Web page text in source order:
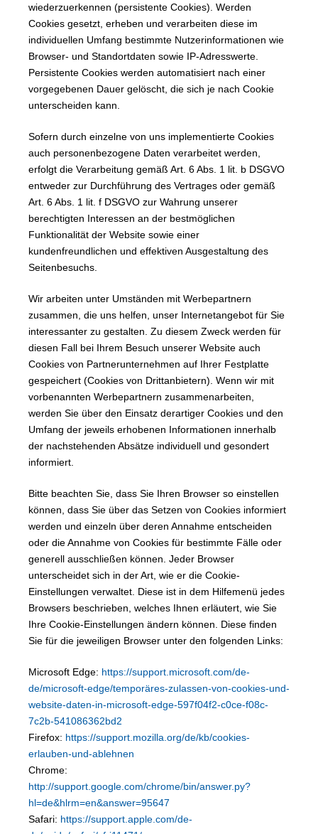
wiederzuerkennen (persistente Cookies). Werden
Cookies gesetzt, erheben und verarbeiten diese im
individuellen Umfang bestimmte Nutzerinformationen wie
Browser- und Standortdaten sowie IP-Adresswerte.
Persistente Cookies werden automatisiert nach einer
vorgegebenen Dauer gelöscht, die sich je nach Cookie
unterscheiden kann.
Sofern durch einzelne von uns implementierte Cookies
auch personenbezogene Daten verarbeitet werden,
erfolgt die Verarbeitung gemäß Art. 6 Abs. 1 lit. b DSGVO
entweder zur Durchführung des Vertrages oder gemäß
Art. 6 Abs. 1 lit. f DSGVO zur Wahrung unserer
berechtigten Interessen an der bestmöglichen
Funktionalität der Website sowie einer
kundenfreundlichen und effektiven Ausgestaltung des
Seitenbesuchs.
Wir arbeiten unter Umständen mit Werbepartnern
zusammen, die uns helfen, unser Internetangebot für Sie
interessanter zu gestalten. Zu diesem Zweck werden für
diesen Fall bei Ihrem Besuch unserer Website auch
Cookies von Partnerunternehmen auf Ihrer Festplatte
gespeichert (Cookies von Drittanbietern). Wenn wir mit
vorbenannten Werbepartnern zusammenarbeiten,
werden Sie über den Einsatz derartiger Cookies und den
Umfang der jeweils erhobenen Informationen innerhalb
der nachstehenden Absätze individuell und gesondert
informiert.
Bitte beachten Sie, dass Sie Ihren Browser so einstellen
können, dass Sie über das Setzen von Cookies informiert
werden und einzeln über deren Annahme entscheiden
oder die Annahme von Cookies für bestimmte Fälle oder
generell ausschließen können. Jeder Browser
unterscheidet sich in der Art, wie er die Cookie-
Einstellungen verwaltet. Diese ist in dem Hilfemenü jedes
Browsers beschrieben, welches Ihnen erläutert, wie Sie
Ihre Cookie-Einstellungen ändern können. Diese finden
Sie für die jeweiligen Browser unter den folgenden Links:
Microsoft Edge: https://support.microsoft.com/de-
de/microsoft-edge/temporäres-zulassen-von-cookies-und-
website-daten-in-microsoft-edge-597f04f2-c0ce-f08c-
7c2b-541086362bd2
Firefox: https://support.mozilla.org/de/kb/cookies-
erlauben-und-ablehnen
Chrome:
http://support.google.com/chrome/bin/answer.py?
hl=de&hlrm=en&answer=95647
Safari: https://support.apple.com/de-